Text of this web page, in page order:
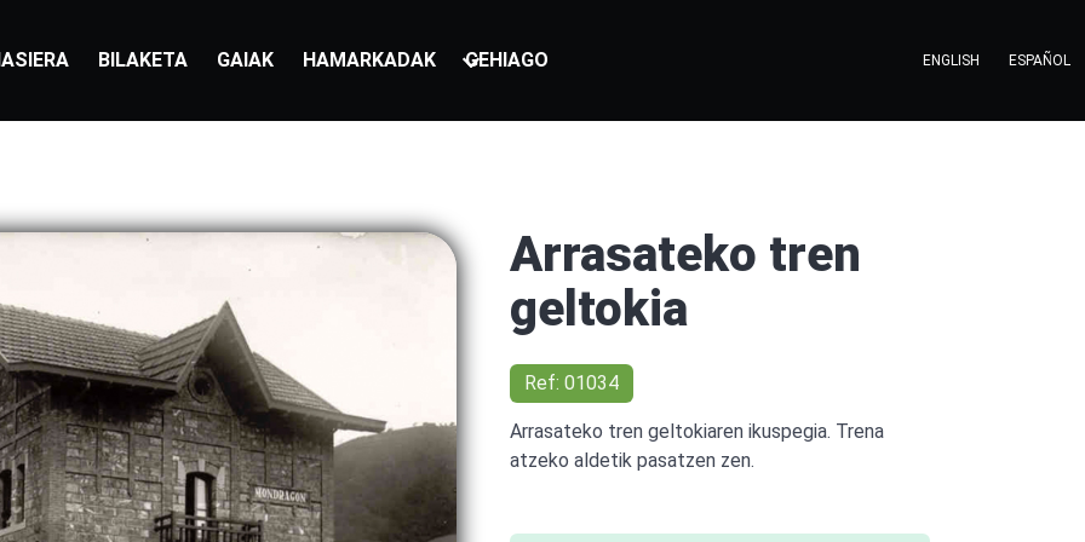
BILAKETA GAIAK HAMARKADAK GEHIAGO ENGLISH ESPAÑOL
Arrasateko tren
geltokia
Ref: 01034
Arrasateko tren geltokiaren ikuspegia. Trena
atzeko aldetik pasatzen zen.